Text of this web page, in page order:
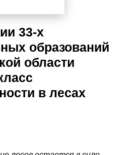
33-х
образований
области
в лесах